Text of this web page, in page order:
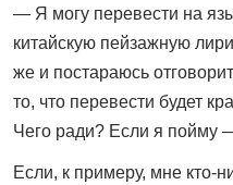
— Я могу перевести на
китайскую пейзажную
же и постараюсь
то, что перевести будет
Чего ради? Если я пойму
Если, к примеру, мне кто-